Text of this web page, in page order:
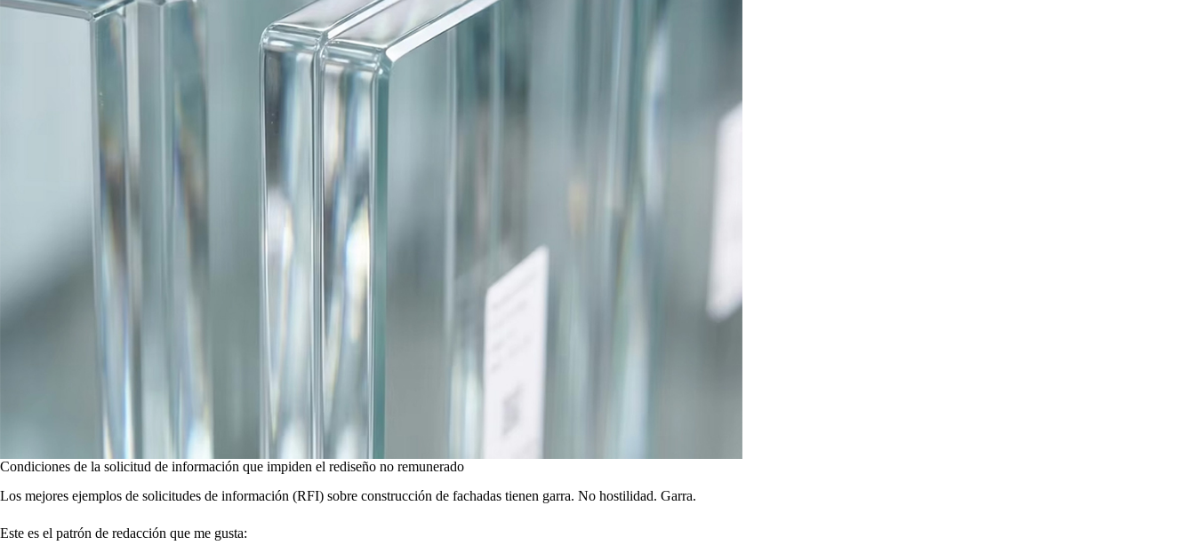
Condiciones de la solicitud de información que impiden el rediseño no remunerado
Los mejores ejemplos de solicitudes de información (RFI) sobre construcción de fachadas tienen garra. No hostilidad. Garra.
Este es el patrón de redacción que me gusta: